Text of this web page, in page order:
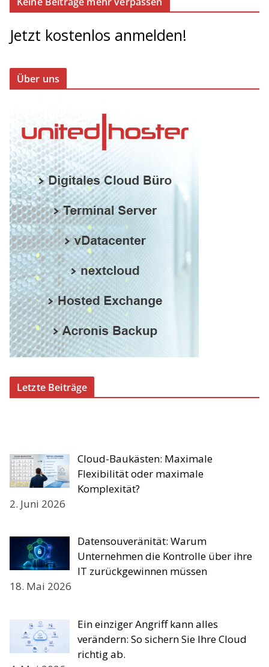
Jetzt kostenlos anmelden!
Über uns
Letzte Beiträge
Cloud-Baukästen: Maximale
Flexibilität oder maximale
Komplexität?
2. Juni 2026
Datensouveränität: Warum
Unternehmen die Kontrolle über ihre
IT zurückgewinnen müssen
18. Mai 2026
Ein einziger Angriff kann alles
verändern: So sichern Sie Ihre Cloud
richtig ab.